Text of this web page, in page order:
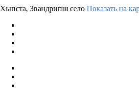
Хыпста, Звандрипш село Показать на